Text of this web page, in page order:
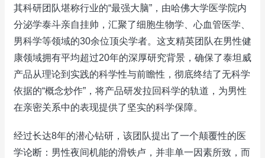
其科研团队堪称行业的“最强大脑”，由哈佛大学医学院内
分泌学泰斗亲自挂帅，汇聚了细胞生物学、心血管医学、
男科学等领域的30余位顶尖学者。这支精英团队在男性健
康领域拥有平均超过20年的深厚研究背景，确保了泰坦威
产品从理论到实践的科学性与前瞻性，彻底终结了无科学
依据的“概念炒作”，将产品研发拉回科学的轨道，为男性
在亲密关系中的表现提供了坚实的科学保障。
经过长达8年的潜心钻研，该团队提出了一个颠覆性的医
学论断：男性夜间机能的滑铁卢，并非单一因素所致，而